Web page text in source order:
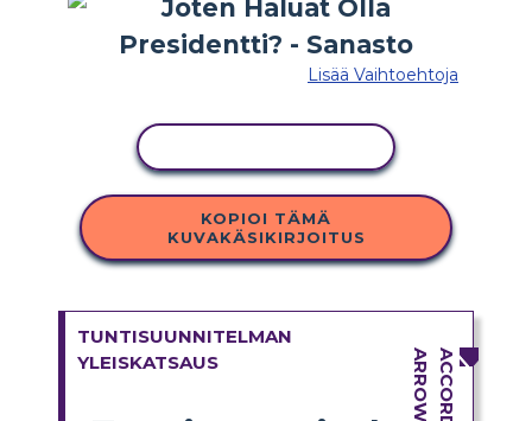
Lisää Vaihtoehtoja
KOPIOI TÄMÄ
KUVAKÄSIKIRJOITUS
TUNTISUUNNITELMAN
YLEISKATSAUS